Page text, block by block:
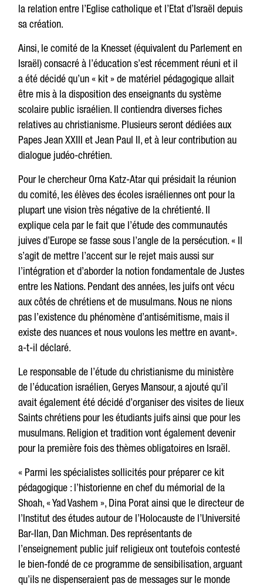
la relation entre l’Eglise catholique et l’Etat d’Israël depuis
sa création.
Ainsi, le comité de la Knesset (équivalent du Parlement en
Israël) consacré à l’éducation s’est récemment réuni et il
a été décidé qu’un « kit » de matériel pédagogique allait
être mis à la disposition des enseignants du système
scolaire public israélien. Il contiendra diverses fiches
relatives au christianisme. Plusieurs seront dédiées aux
Papes Jean XXIII et Jean Paul II, et à leur contribution au
dialogue judéo-chrétien.
Pour le chercheur Orna Katz-Atar qui présidait la réunion
du comité, les élèves des écoles israéliennes ont pour la
plupart une vision très négative de la chrétienté. Il
explique cela par le fait que l’étude des communautés
juives d’Europe se fasse sous l’angle de la persécution. « Il
s’agit de mettre l’accent sur le rejet mais aussi sur
l’intégration et d’aborder la notion fondamentale de Justes
entre les Nations. Pendant des années, les juifs ont vécu
aux côtés de chrétiens et de musulmans. Nous ne nions
pas l’existence du phénomène d’antisémitisme, mais il
existe des nuances et nous voulons les mettre en avant».
a-t-il déclaré.
Le responsable de l’étude du christianisme du ministère
de l’éducation israélien, Geryes Mansour, a ajouté qu’il
avait également été décidé d’organiser des visites de lieux
Saints chrétiens pour les étudiants juifs ainsi que pour les
musulmans. Religion et tradition vont également devenir
pour la première fois des thèmes obligatoires en Israël.
« Parmi les spécialistes sollicités pour préparer ce kit
pédagogique : l’historienne en chef du mémorial de la
Shoah, « Yad Vashem », Dina Porat ainsi que le directeur de
l’Institut des études autour de l’Holocauste de l’Université
Bar-Ilan, Dan Michman. Des représentants de
l’enseignement public juif religieux ont toutefois contesté
le bien-fondé de ce programme de sensibilisation, arguant
qu’ils ne dispenseraient pas de messages sur le monde